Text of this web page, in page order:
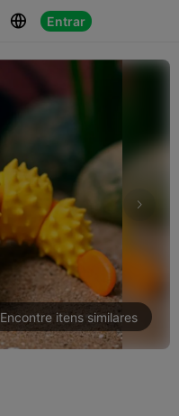
 Entrar
 
Encontre itens similares